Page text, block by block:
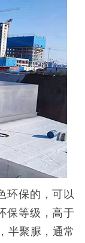
环保的，可以
保等级，高于
半聚脲，通常